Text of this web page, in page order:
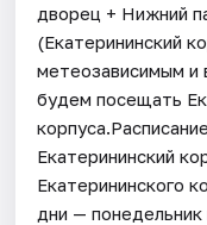
дворец + Нижний
(Екатерининский
метеозависимым и
будем посещать
Екатерининский
Екатерининского
дни — понедельник